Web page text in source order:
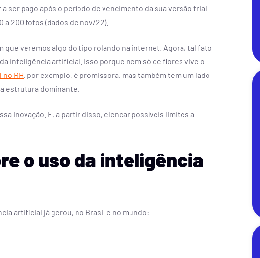
a ser pago após o período de vencimento da sua versão trial,
a 200 fotos (dados de nov/22).
que veremos algo do tipo rolando na internet. Agora, tal fato
inteligência artificial. Isso porque nem só de flores vive o
RH, por exemplo, é promissora, mas também tem um lado
estrutura dominante.
inovação. E, a partir disso, elencar possíveis limites a
o uso da inteligência
artificial já gerou, no Brasil e no mundo: